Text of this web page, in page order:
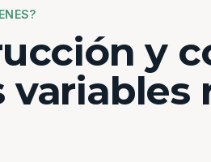
y
variables